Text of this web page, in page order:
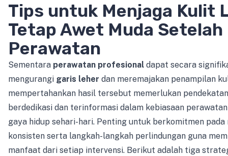
Tips untuk Menjaga Kulit
Tetap Awet Muda Setelah
Perawatan
Sementara perawatan profesional dapat secara
mengurangi garis leher dan meremajakan penampilan
mempertahankan hasil tersebut memerlukan
berdedikasi dan terinformasi dalam kebiasaan
gaya hidup sehari-hari. Penting untuk berkomitmen
konsisten serta langkah-langkah perlindungan guna
manfaat dari setiap intervensi. Berikut adalah tiga